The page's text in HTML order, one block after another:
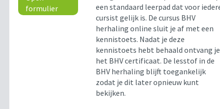
formulier
een standaard leerpad dat voor
cursist gelijk is. De cursus BHV
herhaling online sluit je af met een
kennistoets. Nadat je deze
kennistoets hebt behaald ontvang je
het BHV certificaat. De lesstof in de
BHV herhaling blijft toegankelijk
zodat je dit later opnieuw kunt
bekijken.